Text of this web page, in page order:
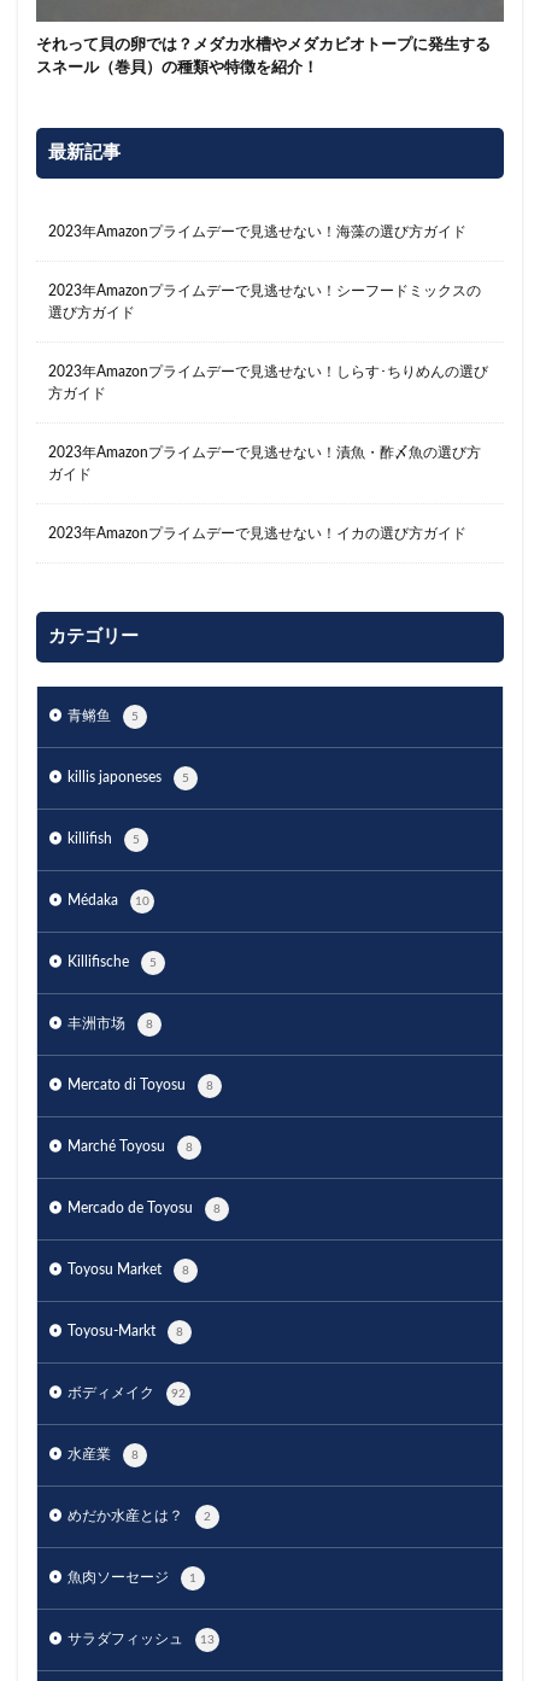
それって貝の卵では？メダカ水槽やメダカビオトープに発生する
スネール（巻貝）の種類や特徴を紹介！
最新記事
2023年Amazonプライムデーで見逃せない！海藻の選び方ガイド
2023年Amazonプライムデーで見逃せない！シーフードミックスの
選び方ガイド
2023年Amazonプライムデーで見逃せない！しらす･ちりめんの選び
方ガイド
2023年Amazonプライムデーで見逃せない！漬魚・酢〆魚の選び方
ガイド
2023年Amazonプライムデーで見逃せない！イカの選び方ガイド
カテゴリー
青鳉鱼 5
killis japoneses 5
killifish 5
Médaka 10
Killifische 5
丰洲市场 8
Mercato di Toyosu 8
Marché Toyosu 8
Mercado de Toyosu 8
Toyosu Market 8
Toyosu-Markt 8
ボディメイク 92
水産業 8
めだか水産とは？ 2
魚肉ソーセージ 1
サラダフィッシュ 13